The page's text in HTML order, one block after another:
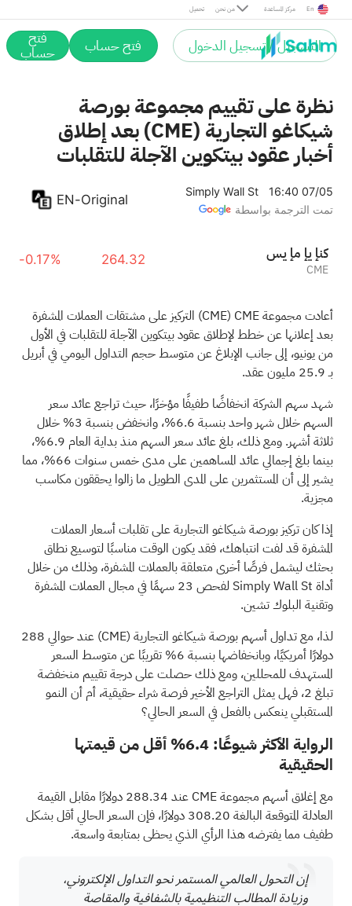
تحميل من نحن مركز المساعدة En
التسجيل / تسجيل الدخول فتح حساب فتح
حساب
نظرة على تقييم مجموعة بورصة
شيكاغو التجارية (CME) بعد إطلاق
أخبار عقود بيتكوين الآجلة للتقلبات
Simply Wall St
16:40 07/05
تمت الترجمة بواسطة
EN-Original
سي إم إي إنك
CME
264.32
-0.17%
أعادت مجموعة CME (CME) التركيز على مشتقات العملات المشفرة
بعد إعلانها عن خطط لإطلاق عقود بيتكوين الآجلة للتقلبات في الأول
من يونيو، إلى جانب الإبلاغ عن متوسط حجم التداول اليومي في أبريل
بـ 25.9 مليون عقد.
شهد سهم الشركة انخفاضًا طفيفًا مؤخرًا، حيث تراجع عائد سعر
السهم خلال شهر واحد بنسبة 6.6%، وانخفض بنسبة 3% خلال
ثلاثة أشهر. ومع ذلك، بلغ عائد سعر السهم منذ بداية العام 6.9%،
بينما بلغ إجمالي عائد المساهمين على مدى خمس سنوات 66%، مما
يشير إلى أن المستثمرين على المدى الطويل ما زالوا يحققون مكاسب
مجزية.
إذا كان تركيز بورصة شيكاغو التجارية على تقلبات أسعار العملات
المشفرة قد لفت انتباهك، فقد يكون الوقت مناسبًا لتوسيع نطاق
بحثك ليشمل فرصًا أخرى متعلقة بالعملات المشفرة، وذلك من خلال
أداة Simply Wall St لفحص
23 سهمًا في مجال العملات المشفرة
وتقنية البلوك تشين.
لذا، مع تداول أسهم بورصة شيكاغو التجارية (CME)
عند حوالي 288
دولارًا أمريكيًا، وبانخفاضها بنسبة 6% تقريبًا عن متوسط السعر
المستهدف للمحللين، ومع ذلك حصلت على درجة تقييم منخفضة
تبلغ 2، فهل يمثل التراجع الأخير فرصة شراء حقيقية، أم أن النمو
المستقبلي ينعكس بالفعل في السعر الحالي؟
الرواية الأكثر شيوعًا: 6.4% أقل من قيمتها
الحقيقية
مع إغلاق أسهم مجموعة CME عند 288.34 دولارًا مقابل القيمة
العادلة المتوقعة البالغة 308.20 دولارًا، فإن السعر الحالي أقل بشكل
طفيف مما يفترضه هذا الرأي الذي يحظى بمتابعة واسعة.
إن التحول العالمي المستمر نحو التداول الإلكتروني،
وزيادة المطالب التنظيمية بالشفافية والمقاصة